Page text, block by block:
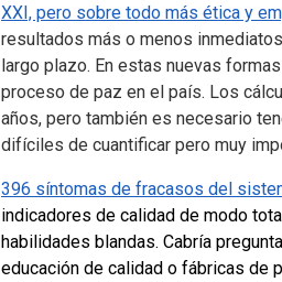
XXI, pero sobre todo más ética y
resultados más o menos
largo plazo. En estas nuevas
proceso de paz en el país. Los
años, pero también es necesario
difíciles de cuantificar pero muy
396 síntomas de fracasos del
indicadores de calidad de modo
habilidades blandas. Cabría
educación de calidad o fábricas de